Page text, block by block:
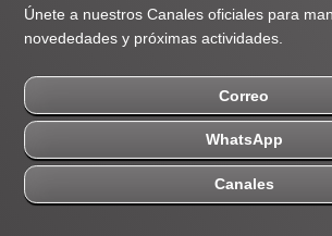
Únete a nuestros Canales oficiales para
novededades y próximas actividades.
Correo
WhatsApp
Canales